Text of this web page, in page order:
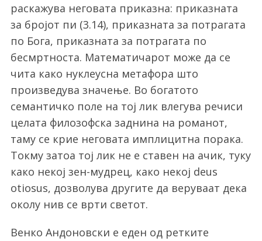
раскажува неговата приказна: приказната
за бројот пи (3.14), приказната за потрагата
по Бога, приказната за потрагата по
бесмртноста. Математичарот може да се
чита како нуклеусна метафора што
произведува значење. Во богатото
семантичко поле на тој лик влегува речиси
целата филозофска заднина на романот,
таму се крие неговата имплицитна порака.
Токму затоа тој лик не е ставен на ачик, туку
како некој зен-мудрец, како некој deus
otiosus, дозволува другите да веруваат дека
околу нив се врти светот.
Венко Андоновски е еден од ретките